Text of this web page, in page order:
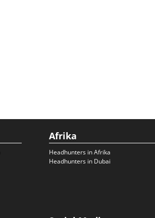
Afrika
Headhunters in Afrika
Headhunters in Dubai